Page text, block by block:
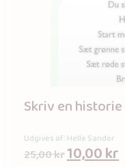
Skriv en historie
Udgives af: Helle Sander
25,00kr10,00kr